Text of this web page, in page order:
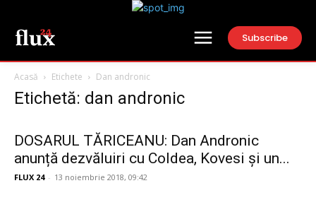
Subscribe
Acasă Etichete Dan andronic
Etichetă: dan andronic
DOSARUL TĂRICEANU: Dan Andronic
anunță dezvăluiri cu Coldea, Kovesi și un...
FLUX 24 - 13 noiembrie 2018, 09:42